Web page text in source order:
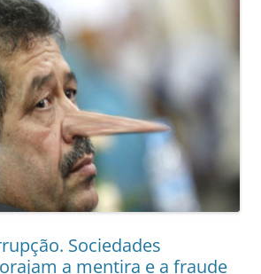
Sociedades
a mentira e a fraude